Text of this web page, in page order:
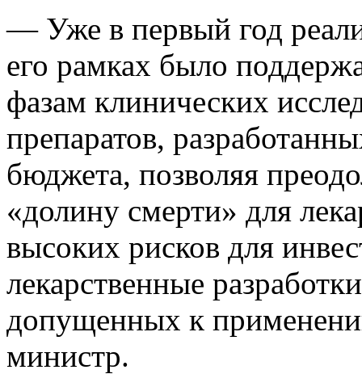
— Уже в первый год
его рамках было
фазам клинических
препаратов,
бюджета, позволяя
«долину смерти» для
высоких рисков для
лекарственные
допущенных к
министр.